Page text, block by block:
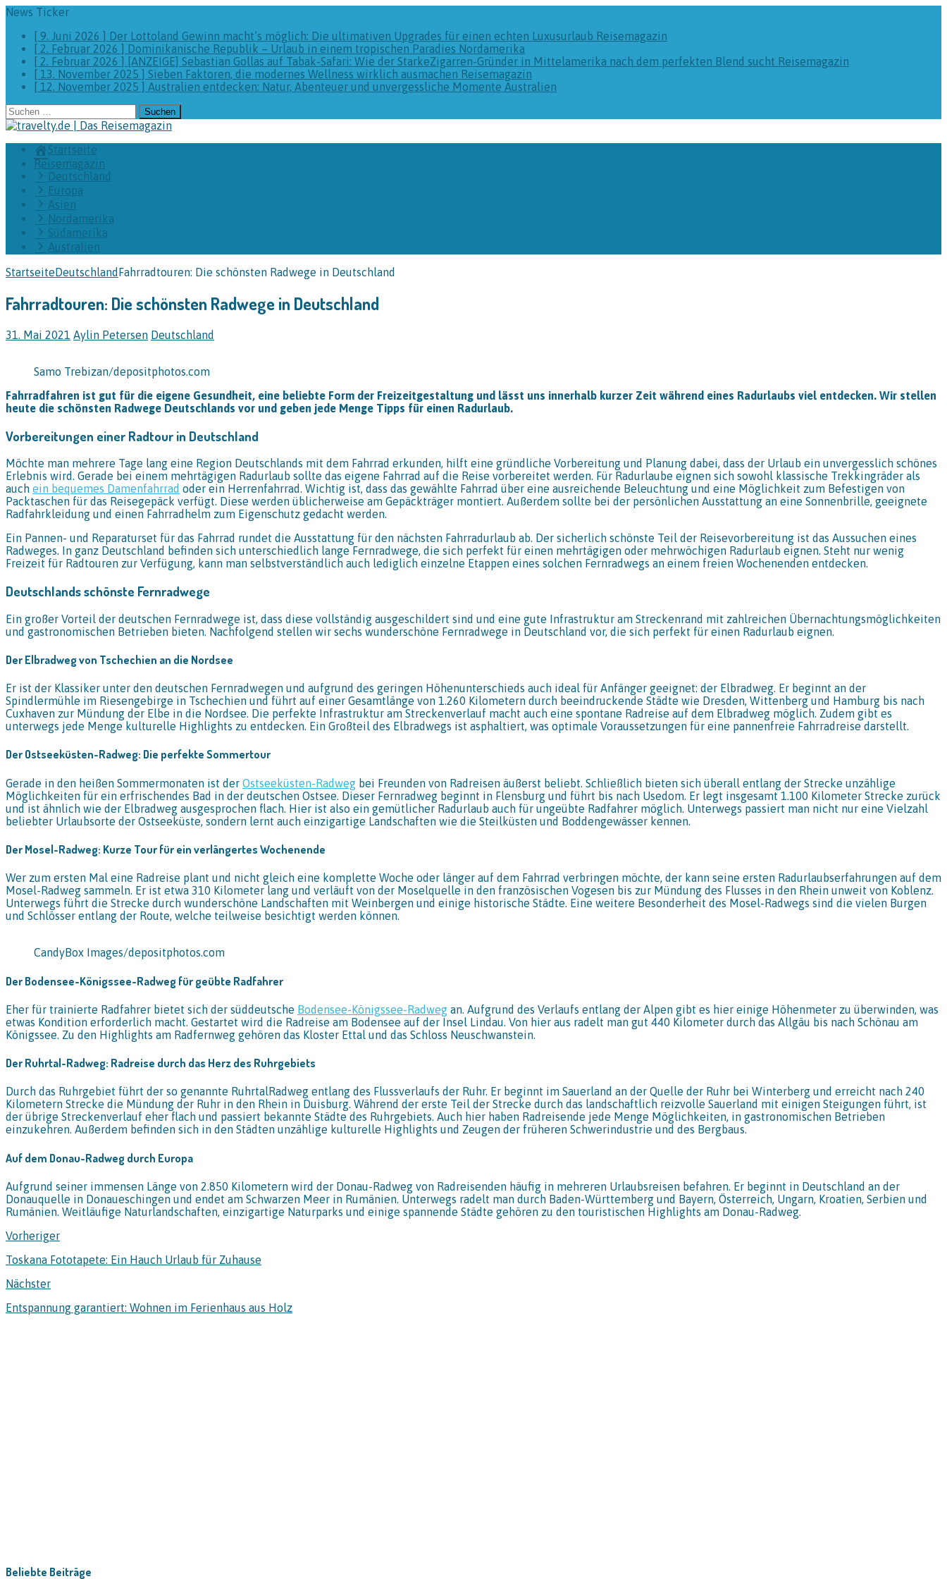
News Ticker
[ 9. Juni 2026 ] Der Lottoland Gewinn macht’s möglich: Die ultimativen Upgrades für einen echten Luxusurlaub Reisemagazin
[ 2. Februar 2026 ] Dominikanische Republik – Urlaub in einem tropischen Paradies Nordamerika
[ 2. Februar 2026 ] [ANZEIGE] Sebastian Gollas auf Tabak-Safari: Wie der StarkeZigarren-Gründer in Mittelamerika nach dem perfekten Blend sucht Reisemagazin
[ 13. November 2025 ] Sieben Faktoren, die modernes Wellness wirklich ausmachen Reisemagazin
[ 12. November 2025 ] Australien entdecken: Natur, Abenteuer und unvergessliche Momente Australien
Suchen
nach:
Startseite
Reisemagazin
Deutschland
Europa
Asien
Nordamerika
Südamerika
Australien
StartseiteDeutschland Fahrradtouren: Die schönsten Radwege in Deutschland
Fahrradtouren: Die schönsten Radwege in Deutschland
31. Mai 2021 Aylin Petersen Deutschland
Samo Trebizan/depositphotos.com
Fahrradfahren ist gut für die eigene Gesundheit, eine beliebte Form der Freizeitgestaltung und lässt uns innerhalb kurzer Zeit während eines Radurlaubs viel entdecken. Wir stellen
heute die schönsten Radwege Deutschlands vor und geben jede Menge Tipps für einen Radurlaub.
Vorbereitungen einer Radtour in Deutschland
Möchte man mehrere Tage lang eine Region Deutschlands mit dem Fahrrad erkunden, hilft eine gründliche Vorbereitung und Planung dabei, dass der Urlaub ein unvergesslich schönes
Erlebnis wird. Gerade bei einem mehrtägigen Radurlaub sollte das eigene Fahrrad auf die Reise vorbereitet werden. Für Radurlaube eignen sich sowohl klassische Trekkingräder als
auch ein bequemes Damenfahrrad oder ein Herrenfahrrad. Wichtig ist, dass das gewählte Fahrrad über eine ausreichende Beleuchtung und eine Möglichkeit zum Befestigen von
Packtaschen für das Reisegepäck verfügt. Diese werden üblicherweise am Gepäckträger montiert. Außerdem sollte bei der persönlichen Ausstattung an eine Sonnenbrille, geeignete
Radfahrkleidung und einen Fahrradhelm zum Eigenschutz gedacht werden.
Ein Pannen- und Reparaturset für das Fahrrad rundet die Ausstattung für den nächsten Fahrradurlaub ab. Der sicherlich schönste Teil der Reisevorbereitung ist das Aussuchen eines
Radweges. In ganz Deutschland befinden sich unterschiedlich lange Fernradwege, die sich perfekt für einen mehrtägigen oder mehrwöchigen Radurlaub eignen. Steht nur wenig
Freizeit für Radtouren zur Verfügung, kann man selbstverständlich auch lediglich einzelne Etappen eines solchen Fernradwegs an einem freien Wochenenden entdecken.
Deutschlands schönste Fernradwege
Ein großer Vorteil der deutschen Fernradwege ist, dass diese vollständig ausgeschildert sind und eine gute Infrastruktur am Streckenrand mit zahlreichen Übernachtungsmöglichkeiten
und gastronomischen Betrieben bieten. Nachfolgend stellen wir sechs wunderschöne Fernradwege in Deutschland vor, die sich perfekt für einen Radurlaub eignen.
Der Elbradweg von Tschechien an die Nordsee
Er ist der Klassiker unter den deutschen Fernradwegen und aufgrund des geringen Höhenunterschieds auch ideal für Anfänger geeignet: der Elbradweg. Er beginnt an der
Spindlermühle im Riesengebirge in Tschechien und führt auf einer Gesamtlänge von 1.260 Kilometern durch beeindruckende Städte wie Dresden, Wittenberg und Hamburg bis nach
Cuxhaven zur Mündung der Elbe in die Nordsee. Die perfekte Infrastruktur am Streckenverlauf macht auch eine spontane Radreise auf dem Elbradweg möglich. Zudem gibt es
unterwegs jede Menge kulturelle Highlights zu entdecken. Ein Großteil des Elbradwegs ist asphaltiert, was optimale Voraussetzungen für eine pannenfreie Fahrradreise darstellt.
Der Ostseeküsten-Radweg: Die perfekte Sommertour
Gerade in den heißen Sommermonaten ist der Ostseeküsten-Radweg bei Freunden von Radreisen äußerst beliebt. Schließlich bieten sich überall entlang der Strecke unzählige
Möglichkeiten für ein erfrischendes Bad in der deutschen Ostsee. Dieser Fernradweg beginnt in Flensburg und führt bis nach Usedom. Er legt insgesamt 1.100 Kilometer Strecke zurück
und ist ähnlich wie der Elbradweg ausgesprochen flach. Hier ist also ein gemütlicher Radurlaub auch für ungeübte Radfahrer möglich. Unterwegs passiert man nicht nur eine Vielzahl
beliebter Urlaubsorte der Ostseeküste, sondern lernt auch einzigartige Landschaften wie die Steilküsten und Boddengewässer kennen.
Der Mosel-Radweg: Kurze Tour für ein verlängertes Wochenende
Wer zum ersten Mal eine Radreise plant und nicht gleich eine komplette Woche oder länger auf dem Fahrrad verbringen möchte, der kann seine ersten Radurlaubserfahrungen auf dem
Mosel-Radweg sammeln. Er ist etwa 310 Kilometer lang und verläuft von der Moselquelle in den französischen Vogesen bis zur Mündung des Flusses in den Rhein unweit von Koblenz.
Unterwegs führt die Strecke durch wunderschöne Landschaften mit Weinbergen und einige historische Städte. Eine weitere Besonderheit des Mosel-Radwegs sind die vielen Burgen
und Schlösser entlang der Route, welche teilweise besichtigt werden können.
CandyBox Images/depositphotos.com
Der Bodensee-Königssee-Radweg für geübte Radfahrer
Eher für trainierte Radfahrer bietet sich der süddeutsche Bodensee-Königssee-Radweg an. Aufgrund des Verlaufs entlang der Alpen gibt es hier einige Höhenmeter zu überwinden, was
etwas Kondition erforderlich macht. Gestartet wird die Radreise am Bodensee auf der Insel Lindau. Von hier aus radelt man gut 440 Kilometer durch das Allgäu bis nach Schönau am
Königssee. Zu den Highlights am Radfernweg gehören das Kloster Ettal und das Schloss Neuschwanstein.
Der Ruhrtal-Radweg: Radreise durch das Herz des Ruhrgebiets
Durch das Ruhrgebiet führt der so genannte RuhrtalRadweg entlang des Flussverlaufs der Ruhr. Er beginnt im Sauerland an der Quelle der Ruhr bei Winterberg und erreicht nach 240
Kilometern Strecke die Mündung der Ruhr in den Rhein in Duisburg. Während der erste Teil der Strecke durch das landschaftlich reizvolle Sauerland mit einigen Steigungen führt, ist
der übrige Streckenverlauf eher flach und passiert bekannte Städte des Ruhrgebiets. Auch hier haben Radreisende jede Menge Möglichkeiten, in gastronomischen Betrieben
einzukehren. Außerdem befinden sich in den Städten unzählige kulturelle Highlights und Zeugen der früheren Schwerindustrie und des Bergbaus.
Auf dem Donau-Radweg durch Europa
Aufgrund seiner immensen Länge von 2.850 Kilometern wird der Donau-Radweg von Radreisenden häufig in mehreren Urlaubsreisen befahren. Er beginnt in Deutschland an der
Donauquelle in Donaueschingen und endet am Schwarzen Meer in Rumänien. Unterwegs radelt man durch Baden-Württemberg und Bayern, Österreich, Ungarn, Kroatien, Serbien und
Rumänien. Weitläufige Naturlandschaften, einzigartige Naturparks und einige spannende Städte gehören zu den touristischen Highlights am Donau-Radweg.
Vorheriger
Toskana Fototapete: Ein Hauch Urlaub für Zuhause
Nächster
Entspannung garantiert: Wohnen im Ferienhaus aus Holz
Beliebte Beiträge